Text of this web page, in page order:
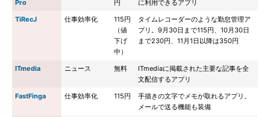
Pro
円
に利用できるアプリ
TiRecJ
仕事効率化
115円
（値
下げ
中）
タイムレコーダーのような勤怠管理ア
プリ。9月30日まで115円、10月30日
まで230円、11月1日以降は350円
ITmedia ニュース 無料
ITmediaに掲載された主要な記事を全
文配信するアプリ
FastFinga
仕事効率化 115円
手描きの文字でメモが取れるアプリ。
メールで送る機能も装備